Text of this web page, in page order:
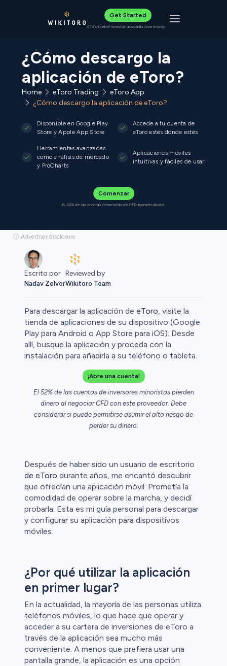
Get Started
61% of retail investor accounts lose money Toggle
¿Cómo descargo la
aplicación de eToro?
Home eToro Trading
eToro App
¿Cómo descargo la aplicación de eToro?
Disponible en Google Play
Store y Apple App Store
Accede a tu cuenta de
eToro estés donde estés
Herramientas avanzadas
como análisis de mercado
y ProCharts
Aplicaciones móviles
intuitivas y fáciles de usar
Comenzar
El 52% de las cuentas minoristas de CFD pierden dinero.
ⓘ Advertiser disclosure
Escrito por
Nadav Zelver
Reviewed by
Wikitoro Team
Para descargar la aplicación de eToro, visite la
tienda de aplicaciones de su dispositivo (Google
Play para Android o App Store para iOS). Desde
allí, busque la aplicación y proceda con la
instalación para añadirla a su teléfono o tableta.
¡Abre una cuenta!
El 52% de las cuentas de inversores minoristas pierden
dinero al negociar CFD con este proveedor. Debe
considerar si puede permitirse asumir el alto riesgo de
perder su dinero.
Después de haber sido un usuario de escritorio
de eToro durante años, me encantó descubrir
que ofrecían una aplicación móvil. Prometía la
comodidad de operar sobre la marcha, y decidí
probarla. Esta es mi guía personal para descargar
y configurar su aplicación para dispositivos
móviles.
¿Por qué utilizar la aplicación
en primer lugar?
En la actualidad, la mayoría de las personas utiliza
teléfonos móviles, lo que hace que operar y
acceder a su cartera de inversiones de eToro a
través de la aplicación sea mucho más
conveniente. A menos que prefiera usar una
pantalla grande, la aplicación es una opción